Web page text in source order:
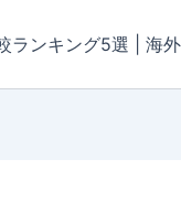
ランキング5選 | 海